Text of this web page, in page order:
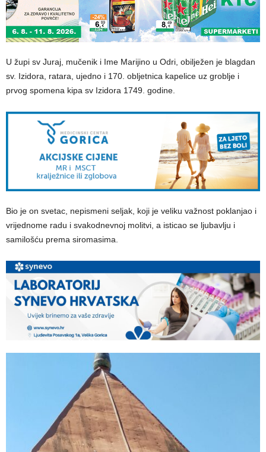
U župi sv Juraj, mučenik i Ime Marijino u Odri, obilježen je blagdan
sv. Izidora, ratara, ujedno i 170. obljetnica kapelice uz groblje i
prvog spomena kipa sv Izidora 1749. godine.
Bio je on svetac, nepismeni seljak, koji je veliku važnost poklanjao i
vrijednome radu i svakodnevnoj molitvi, a isticao se ljubavlju i
samilošću prema siromasima.